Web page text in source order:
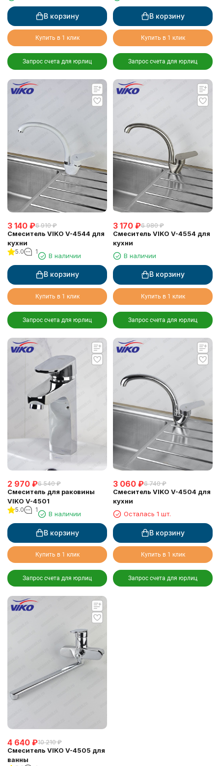
В корзину
Купить в 1 клик
Запрос счета для юрлиц
В корзину
Купить в 1 клик
Запрос счета для юрлиц
3 140 ₽6 910 ₽
Смеситель VIKO V-4544 для
кухни
5.0 1
В наличии
В корзину
Купить в 1 клик
Запрос счета для юрлиц
3 170 ₽6 980 ₽
Смеситель VIKO V-4554 для
кухни
В наличии
В корзину
Купить в 1 клик
Запрос счета для юрлиц
2 970 ₽6 540 ₽
Смеситель для раковины
VIKO V-4501
5.0 1
В наличии
В корзину
Купить в 1 клик
Запрос счета для юрлиц
3 060 ₽6 740 ₽
Смеситель VIKO V-4504 для
кухни
Осталась 1 шт.
В корзину
Купить в 1 клик
Запрос счета для юрлиц
4 640 ₽10 210 ₽
Смеситель VIKO V-4505 для
ванны